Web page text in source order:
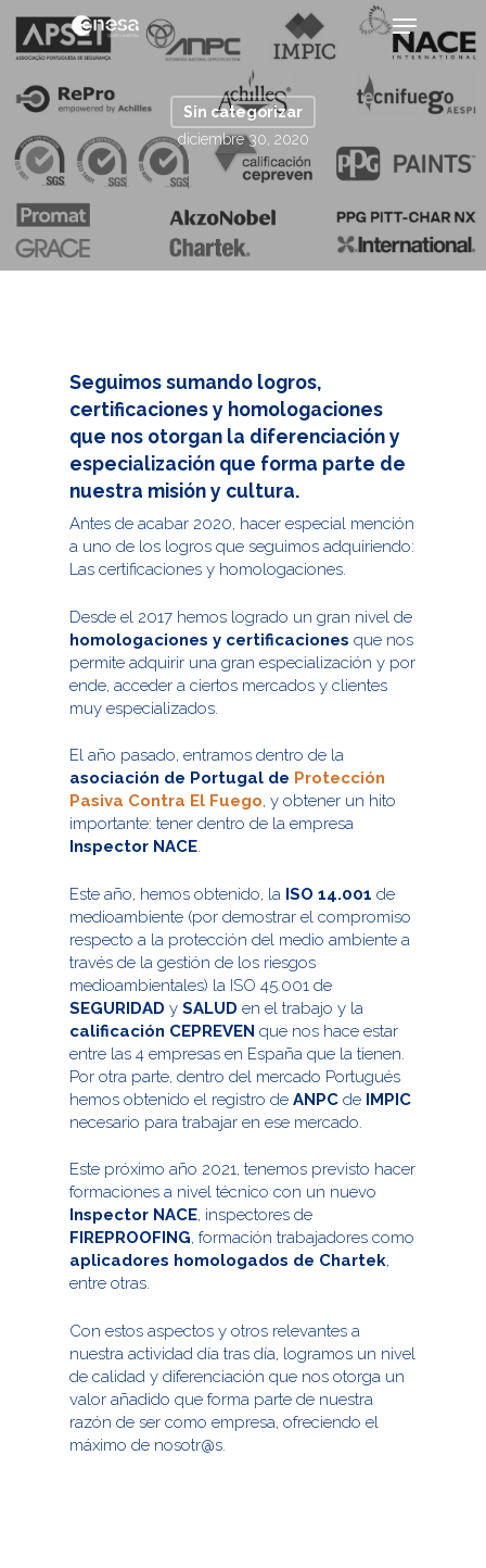
main
Menu
Sin categorizar
diciembre 30, 2020
Seguimos sumando logros,
certificaciones y homologaciones
que nos otorgan la diferenciación y
especialización que forma parte de
nuestra misión y cultura.
Antes de acabar 2020, hacer especial mención
a uno de los logros que seguimos adquiriendo:
Las certificaciones y homologaciones.
Desde el 2017 hemos logrado un gran nivel de
homologaciones y certificaciones que nos
permite adquirir una gran especialización y por
ende, acceder a ciertos mercados y clientes
muy especializados.
El año pasado, entramos dentro de la
asociación de Portugal de Protección
Pasiva Contra El Fuego, y obtener un hito
importante: tener dentro de la empresa
Inspector NACE.
Este año, hemos obtenido, la ISO 14.001 de
medioambiente (por demostrar el compromiso
respecto a la protección del medio ambiente a
través de la gestión de los riesgos
medioambientales) la ISO 45.001 de
SEGURIDAD y SALUD en el trabajo y la
calificación CEPREVEN que nos hace estar
entre las 4 empresas en España que la tienen.
Por otra parte, dentro del mercado Portugués
hemos obtenido el registro de ANPC de IMPIC
necesario para trabajar en ese mercado.
Este próximo año 2021, tenemos previsto hacer
formaciones a nivel técnico con un nuevo
Inspector NACE, inspectores de
FIREPROOFING, formación trabajadores como
aplicadores homologados de Chartek,
entre otras.
Con estos aspectos y otros relevantes a
nuestra actividad día tras día, logramos un nivel
de calidad y diferenciación que nos otorga un
valor añadido que forma parte de nuestra
razón de ser como empresa, ofreciendo el
máximo de nosotr@s.
Close
Menu